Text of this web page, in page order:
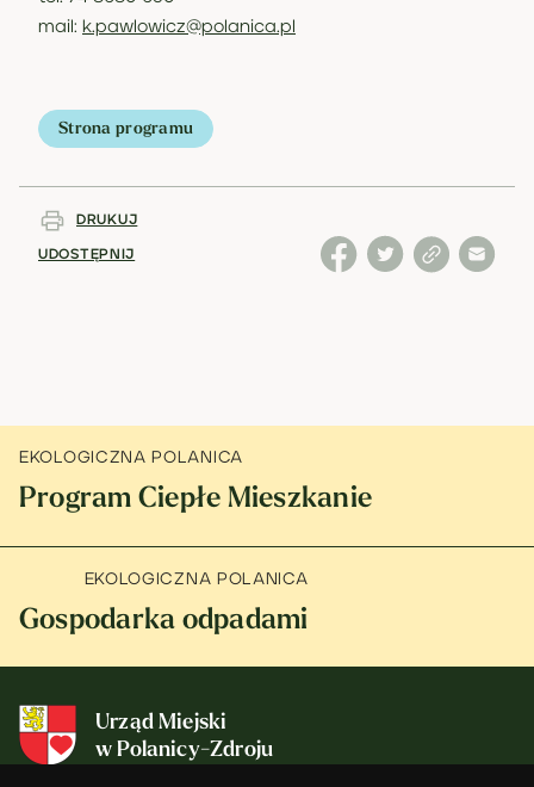
mail: k.pawlowicz@polanica.pl
Strona programu
DRUKUJ
UDOSTĘPNIJ
EKOLOGICZNA POLANICA
Program Ciepłe Mieszkanie
EKOLOGICZNA POLANICA
Gospodarka odpadami
Urząd Miejski
w Polanicy-Zdroju